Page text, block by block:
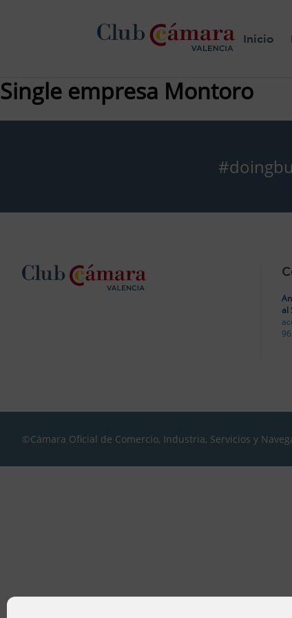
Inicio
Single empresa Montoro
al
©Cámara Oficial de Comercio, Industria, Servicios y